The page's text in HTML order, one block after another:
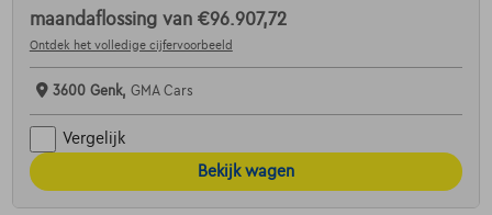
maandaflossing van €96.907,72
Ontdek het volledige cijfervoorbeeld
3600 Genk, GMA Cars
Vergelijk
Bekijk wagen